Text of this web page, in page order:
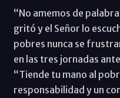
“No amemos de
gritó y el Señor lo
pobres nunca se
en las tres jornadas
“Tiende tu mano al
responsabilidad y un